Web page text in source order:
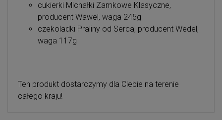
cukierki Michałki Zamkowe Klasyczne,
producent Wawel, waga 245g
czekoladki Praliny od Serca, producent Wedel,
waga 117g
Ten produkt dostarczymy dla Ciebie na terenie
całego kraju!